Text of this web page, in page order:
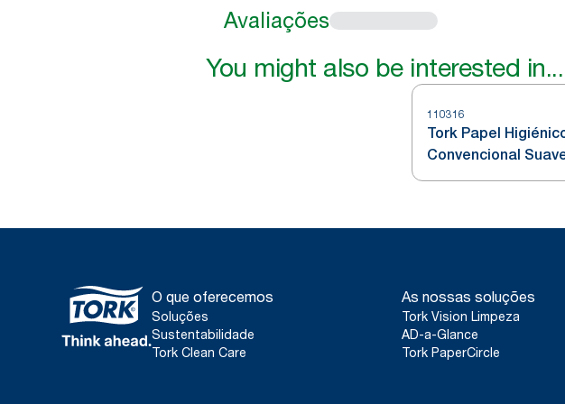
Avaliações
You might also be interested in...
110316
Tork Papel
Convencional
Folhas
O que oferecemos
Soluções
Sustentabilidade
Tork Clean Care
As nossas soluções
Tork Vision Limpeza
AD-a-Glance
Tork PaperCircle